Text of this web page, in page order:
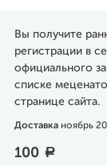
Вы получите
регистрации в
официального
списке
странице сайта.
Доставка ноябрь
100 a